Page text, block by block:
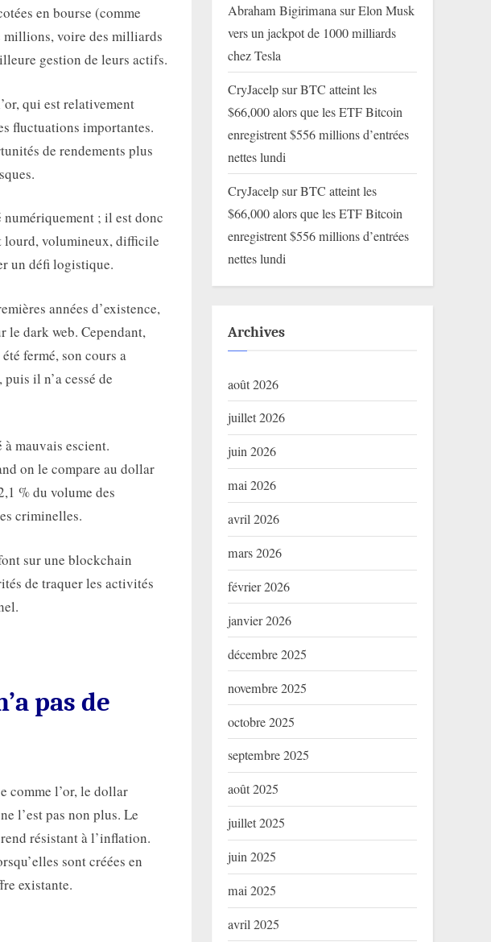
en bourse (comme
millions, voire des milliards
gestion de leurs actifs.
qui est relativement
fluctuations importantes.
de rendements plus
; il est donc
lourd, volumineux, difficile
un défi logistique.
années d’existence,
le dark web. Cependant,
fermé, son cours a
il n’a cessé de
mauvais escient.
on le compare au dollar
% du volume des
criminelles.
sur une blockchain
de traquer les activités
pas de
comme l’or, le dollar
l’est pas non plus. Le
résistant à l’inflation.
sont créées en
existante.
Abraham BigirimanasurElon Musk
vers un jackpot de 1000 milliards
chez Tesla
CryJacelpsurBTC atteint les
$66,000 alors que les ETF Bitcoin
enregistrent $556 millions d’entrées
nettes lundi
CryJacelpsurBTC atteint les
$66,000 alors que les ETF Bitcoin
enregistrent $556 millions d’entrées
nettes lundi
Archives
août 2026
juillet 2026
juin 2026
mai 2026
avril 2026
mars 2026
février 2026
janvier 2026
décembre 2025
novembre 2025
octobre 2025
septembre 2025
août 2025
juillet 2025
juin 2025
mai 2025
avril 2025